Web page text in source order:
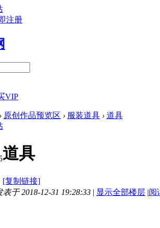
注册
VIP
› 原创作品预览区 › 服装道具 › 道具
道具
[复制链接]
表于 2018-12-31 19:28:33 | 显示全部楼层 |阅